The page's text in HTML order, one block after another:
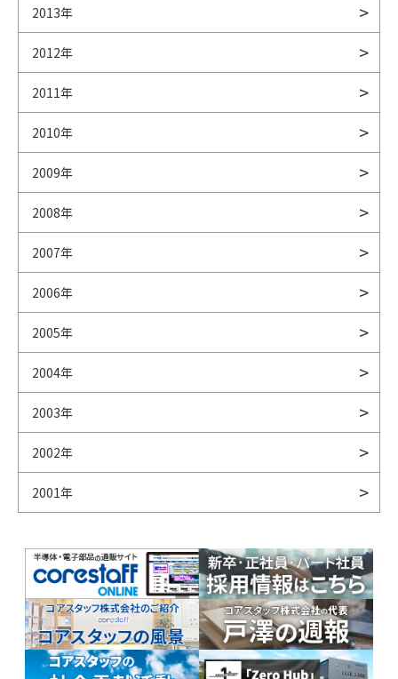
2013年
2012年
2011年
2010年
2009年
2008年
2007年
2006年
2005年
2004年
2003年
2002年
2001年